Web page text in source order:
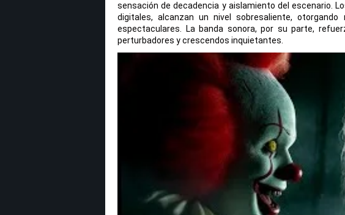
sensación de decadencia y aislamiento del escenario.
digitales, alcanzan un nivel sobresaliente,
espectaculares. La banda sonora, por su parte,
perturbadores y crescendos inquietantes.